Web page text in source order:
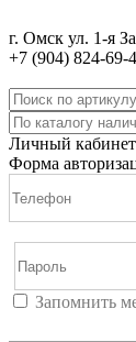
г. Омск ул. 1-я
+7 (904) 824-69-
Личный кабинет
Форма
Запомнить